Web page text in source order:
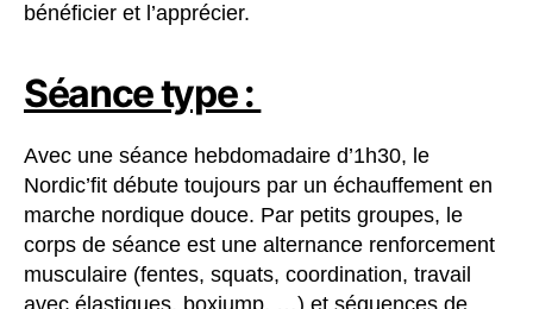
bénéficier et l’apprécier.
Séance type :
Avec une séance hebdomadaire d’1h30, le
Nordic’fit débute toujours par un échauffement en
marche nordique douce. Par petits groupes, le
corps de séance est une alternance renforcement
musculaire (fentes, squats, coordination, travail
avec élastiques, boxjump, …) et séquences de